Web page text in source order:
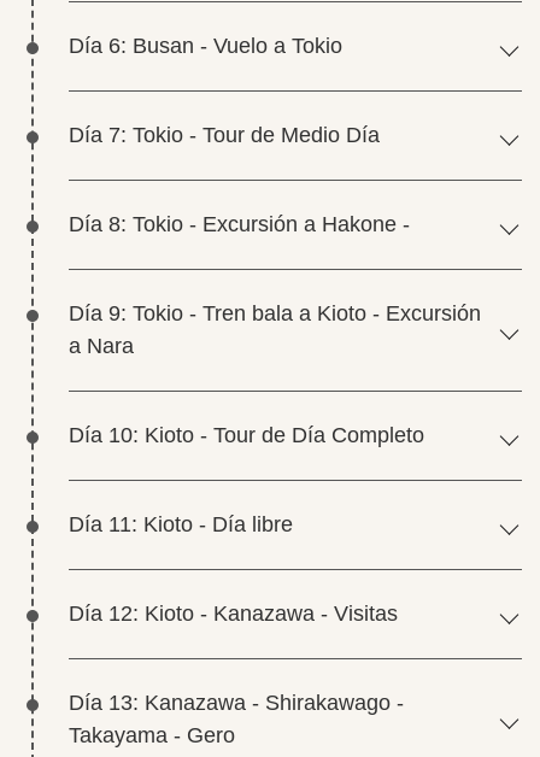
Día 6: Busan - Vuelo a Tokio
Día 7: Tokio - Tour de Medio Día
Día 8: Tokio - Excursión a Hakone -
Día 9: Tokio - Tren bala a Kioto - Excursión
a Nara
Día 10: Kioto - Tour de Día Completo
Día 11: Kioto - Día libre
Día 12: Kioto - Kanazawa - Visitas
Día 13: Kanazawa - Shirakawago -
Takayama - Gero